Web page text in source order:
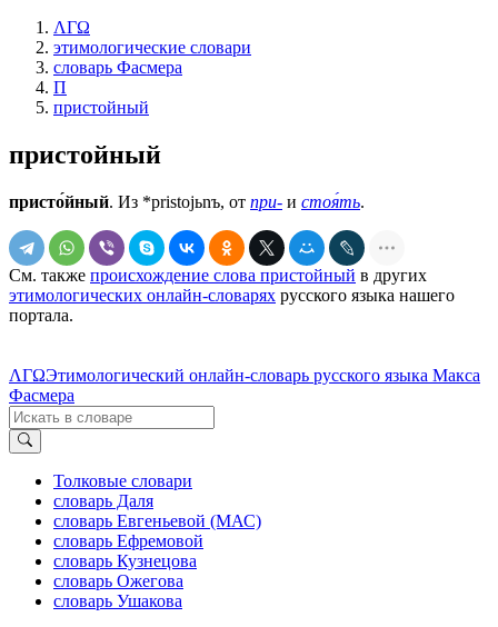
ΛΓΩ
этимологические словари
словарь Фасмера
П
пристойный
пристойный
присто́йный. Из *pristojьnъ, от при- и стоя́ть.
См. также происхождение слова пристойный в других
этимологических онлайн-словарях русского языка нашего
портала.
ΛΓΩЭтимологический онлайн-словарь русского языка Макса
Фасмера
Толковые словари
словарь Даля
словарь Евгеньевой (МАС)
словарь Ефремовой
словарь Кузнецова
словарь Ожегова
словарь Ушакова